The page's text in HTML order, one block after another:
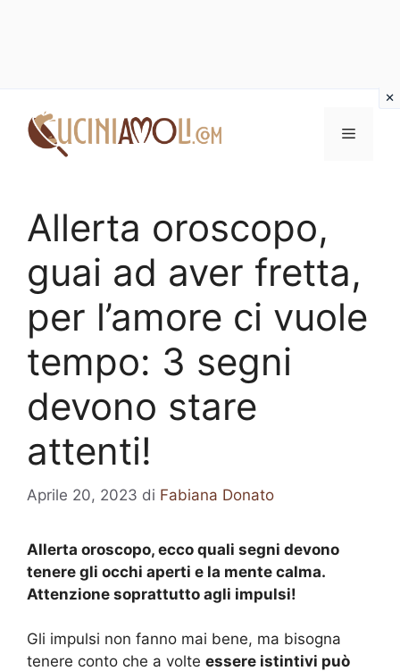
contenuto
Menu
Allerta oroscopo,
guai ad aver fretta,
per l’amore ci vuole
tempo: 3 segni
devono stare
attenti!
Aprile 20, 2023 di Fabiana Donato
Allerta oroscopo, ecco quali segni devono
tenere gli occhi aperti e la mente calma.
Attenzione soprattutto agli impulsi!
Gli impulsi non fanno mai bene, ma bisogna
tenere conto che a volte essere istintivi può